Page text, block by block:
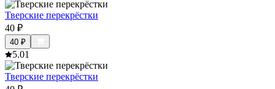
Тверские перекрёстки
40 ₽
40 ₽
5.01
Тверские перекрёстки